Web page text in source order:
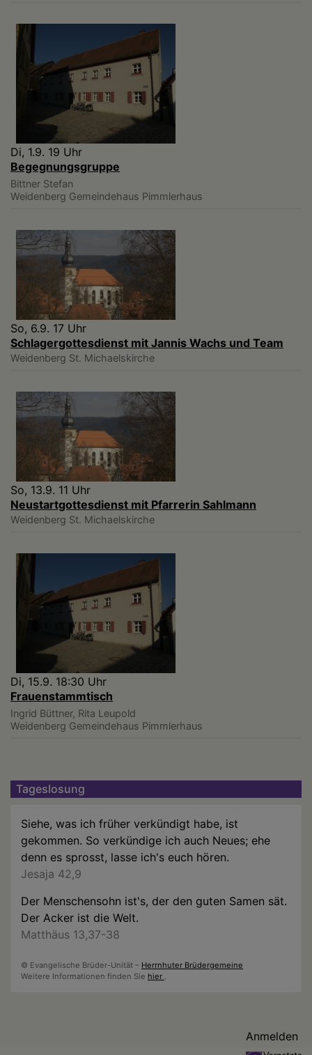
Di, 1.9. 19 Uhr
Begegnungsgruppe
Bittner Stefan
Weidenberg Gemeindehaus Pimmlerhaus
So, 6.9. 17 Uhr
Schlagergottesdienst mit Jannis Wachs und Team
Weidenberg St. Michaelskirche
So, 13.9. 11 Uhr
Neustartgottesdienst mit Pfarrerin Sahlmann
Weidenberg St. Michaelskirche
Di, 15.9. 18:30 Uhr
Frauenstammtisch
Ingrid Büttner, Rita Leupold
Weidenberg Gemeindehaus Pimmlerhaus
Tageslosung
Siehe, was ich früher verkündigt habe, ist
gekommen. So verkündige ich auch Neues; ehe
denn es sprosst, lasse ich's euch hören.
Jesaja 42,9
Der Menschensohn ist's, der den guten Samen sät.
Der Acker ist die Welt.
Matthäus 13,37-38
© Evangelische Brüder-Unität – Herrnhuter Brüdergemeine
Weitere Informationen finden Sie hier .
Anmelden